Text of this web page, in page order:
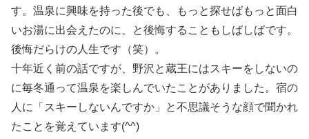
す。温泉に興味を持った後でも、もっと探せばもっと面白
いお湯に出会えたのに、と後悔することもしばしばです。
後悔だらけの人生です（笑）。
十年近く前の話ですが、野沢と蔵王にはスキーをしないの
に毎冬通って温泉を楽しんでいたことがありました。宿の
人に「スキーしないんですか」と不思議そうな顔で聞かれ
たことを覚えています(^^)